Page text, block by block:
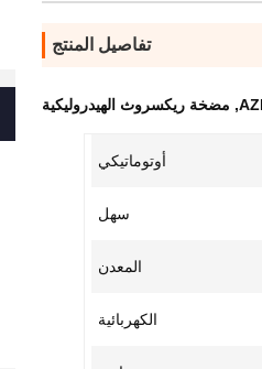
تفاصيل المنتج
, مضخة ريكسروث الهيدروليكية
أوتوماتيكي
سهل
المعدن
الكهربائية